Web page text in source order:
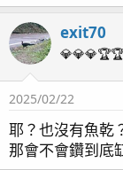
真是不知道
本來計畫早一點
因為牠一直動來
今天找了個機會
感緊拍個幾張，
那麼久沒更新，
exit70
💎💎💎🏆🏆
2025/02/22
耶？也沒有魚乾
那會不會鑽到底